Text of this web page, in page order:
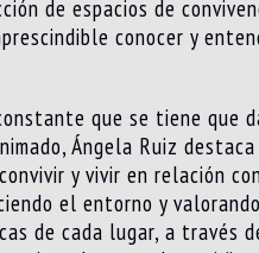
de espacios de
conocer y
que se tiene que
Ángela Ruiz
y vivir en relación
el entorno y
de cada lugar, a través